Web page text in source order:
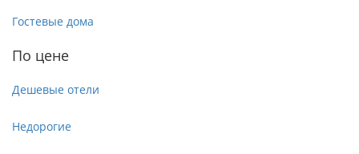
Гостевые дома
По цене
Дешевые отели
Недорогие